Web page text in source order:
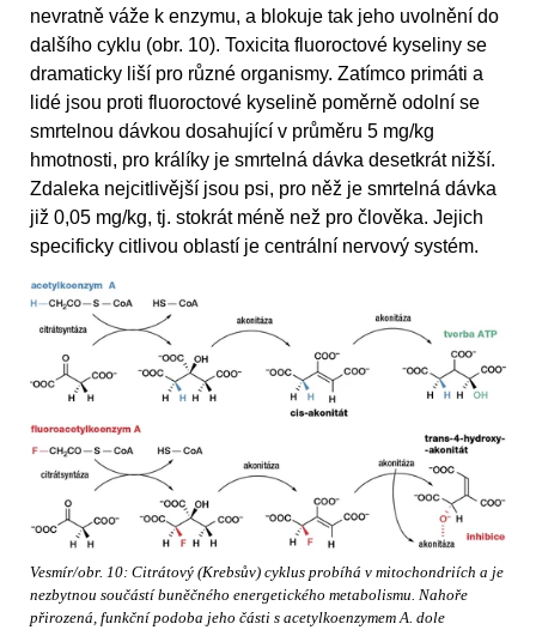
nevratně váže k enzymu, a blokuje tak jeho uvolnění do
dalšího cyklu (obr. 10). Toxicita fluoroctové kyseliny se
dramaticky liší pro různé organismy. Zatímco primáti a
lidé jsou proti fluoroctové kyselině poměrně odolní se
smrtelnou dávkou dosahující v průměru 5 mg/kg
hmotnosti, pro králíky je smrtelná dávka desetkrát nižší.
Zdaleka nejcitlivější jsou psi, pro něž je smrtelná dávka
již 0,05 mg/kg, tj. stokrát méně než pro člověka. Jejich
specificky citlivou oblastí je centrální nervový systém.
Vesmír/obr. 10: Citrátový (Krebsův) cyklus probíhá v mitochondriích a je
nezbytnou součástí buněčného energetického metabolismu. Nahoře
přirozená, funkční podoba jeho části s acetylkoenzymem A. dole